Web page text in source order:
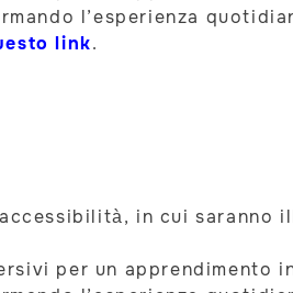
l’esperienza
link.
in cui saranno
per un apprendimento